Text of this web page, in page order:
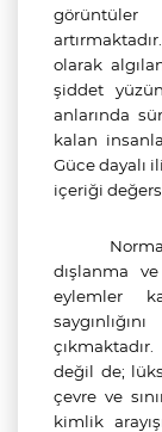
görüntüler
olarak
şiddet
anlarında
kalan
Güce dayalı
içeriği
dışlanma
eylemler
değil de;
çevre ve
kimlik